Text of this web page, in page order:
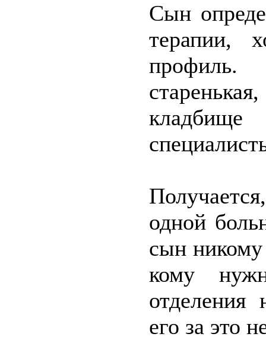
Сын
терапии,
одной
сын никому
кому
его за это